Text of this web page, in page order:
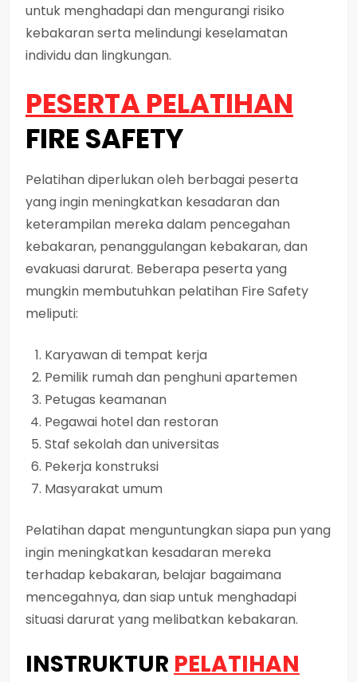
untuk menghadapi dan mengurangi risiko
kebakaran serta melindungi keselamatan
individu dan lingkungan.
PESERTA PELATIHAN
FIRE SAFETY
Pelatihan diperlukan oleh berbagai peserta
yang ingin meningkatkan kesadaran dan
keterampilan mereka dalam pencegahan
kebakaran, penanggulangan kebakaran, dan
evakuasi darurat. Beberapa peserta yang
mungkin membutuhkan pelatihan Fire Safety
meliputi:
Karyawan di tempat kerja
Pemilik rumah dan penghuni apartemen
Petugas keamanan
Pegawai hotel dan restoran
Staf sekolah dan universitas
Pekerja konstruksi
Masyarakat umum
Pelatihan dapat menguntungkan siapa pun yang
ingin meningkatkan kesadaran mereka
terhadap kebakaran, belajar bagaimana
mencegahnya, dan siap untuk menghadapi
situasi darurat yang melibatkan kebakaran.
INSTRUKTUR PELATIHAN